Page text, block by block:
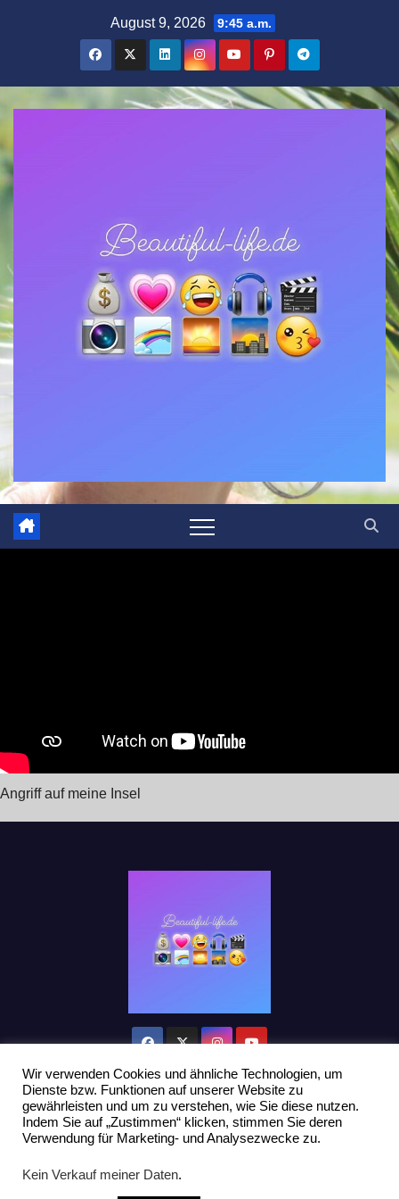
August 9, 2026 9:45 a.m.
Angriff auf meine Insel
Stolz präsentiert von WordPress|Theme: Newsup vonThemeansar
Home Datenschutzerklärung
Wir verwenden Cookies und ähnliche Technologien, um
Dienste bzw. Funktionen auf unserer Website zu
gewährleisten und um zu verstehen, wie Sie diese nutzen.
Indem Sie auf „Zustimmen“ klicken, stimmen Sie deren
Verwendung für Marketing- und Analysezwecke zu.
Kein Verkauf meiner Daten.